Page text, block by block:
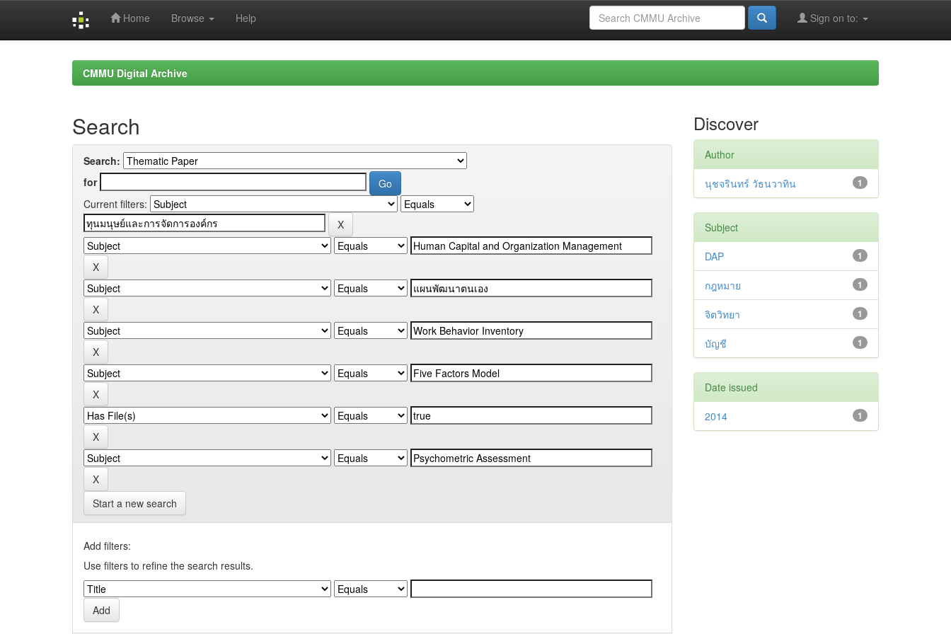
Home Browse Help Sign on to:
CMMU Digital Archive
Search
Search:
for
Current filters:
Start a new search
Add filters:
Use filters to refine the search results.
Discover
Author
1
นุชจรินทร์ วัธนวาทิน
Subject
1
DAP
1
กฎหมาย
1
จิตวิทยา
1
บัญชี
Date issued
1
2014